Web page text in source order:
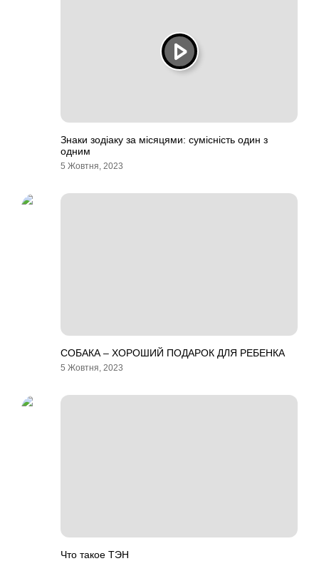
Знаки зодіаку за місяцями: сумісність один з
одним
5 Жовтня, 2023
СОБАКА – ХОРОШИЙ ПОДАРОК ДЛЯ РЕБЕНКА
5 Жовтня, 2023
Что такое ТЭН